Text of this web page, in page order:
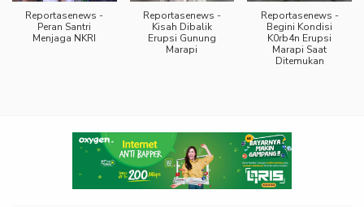
Reportasenews -
Peran Santri
Menjaga NKRI
Reportasenews -
Kisah Dibalik
Erupsi Gunung
Marapi
Reportasenews -
Begini Kondisi
K0rb4n Erupsi
Marapi Saat
Ditemukan